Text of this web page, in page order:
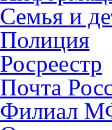
Семья и
Полиция
Росреестр
Почта
Филиал